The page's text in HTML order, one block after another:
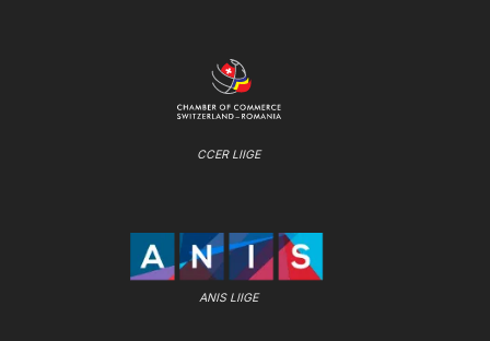
CCER LIIGE
ANIS LIIGE